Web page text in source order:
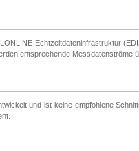
Echtzeitdateninfrastruktur
entsprechende Messdatenströme
und ist keine empfohlene